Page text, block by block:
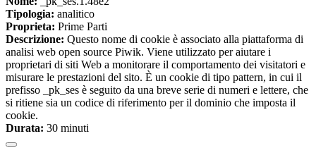
Tipologia: analitico
Proprieta: Prime Parti
Descrizione: Questo nome di cookie è associato alla piattaforma di
analisi web open source Piwik. Viene utilizzato per aiutare i
proprietari di siti Web a monitorare il comportamento dei visitatori e
misurare le prestazioni del sito. È un cookie di tipo pattern, in cui il
prefisso _pk_ses è seguito da una breve serie di numeri e lettere, che
si ritiene sia un codice di riferimento per il dominio che imposta il
cookie.
Durata: 30 minuti